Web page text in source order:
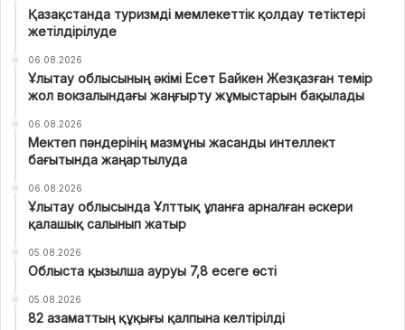
Қазақстанда туризмді мемлекеттік қолдау тетіктері
жетілдірілуде
06.08.2026
Ұлытау облысының әкімі Есет Байкен Жезқазған темір
жол вокзалындағы жаңғырту жұмыстарын бақылады
06.08.2026
Мектеп пәндерінің мазмұны жасанды интеллект
бағытында жаңартылуда
06.08.2026
Ұлытау облысында Ұлттық ұланға арналған әскери
қалашық салынып жатыр
05.08.2026
Облыста қызылша ауруы 7,8 есеге өсті
05.08.2026
82 азаматтың құқығы қалпына келтірілді